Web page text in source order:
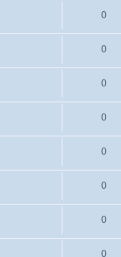
0
0
0
0
0
0
0
0